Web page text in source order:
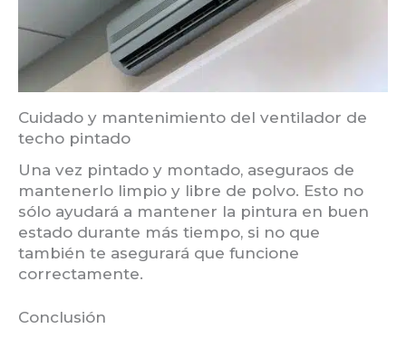
Cuidado y mantenimiento del ventilador de
techo pintado
Una vez pintado y montado, aseguraos de
mantenerlo limpio y libre de polvo. Esto no
sólo ayudará a mantener la pintura en buen
estado durante más tiempo, si no que
también te asegurará que funcione
correctamente.
Conclusión